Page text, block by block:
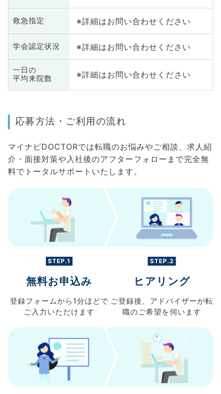
救急指定 ※詳細はお問い合わせください
学会認定状況 ※詳細はお問い合わせください
一日の
平均来院数
※詳細はお問い合わせください
応募方法・ご利用の流れ
マイナビDOCTORでは転職のお悩みやご相談、求人紹
介・面接対策や入社後のアフターフォローまで完全無
料でトータルサポートいたします。
STEP.1
無料お申込み
登録フォームから 1分ほどで
ご入力 いただけます
STEP.2
ヒアリング
ご登録後、 アドバイザーが転
職のご希望を伺います